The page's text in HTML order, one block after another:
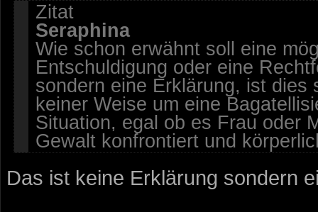
Zitat
Seraphina
Wie schon erwähnt soll eine
Entschuldigung oder eine
sondern eine Erklärung, ist
keiner Weise um eine
Situation, egal ob es Frau oder
Gewalt konfrontiert und
Das ist keine Erklärung sondern